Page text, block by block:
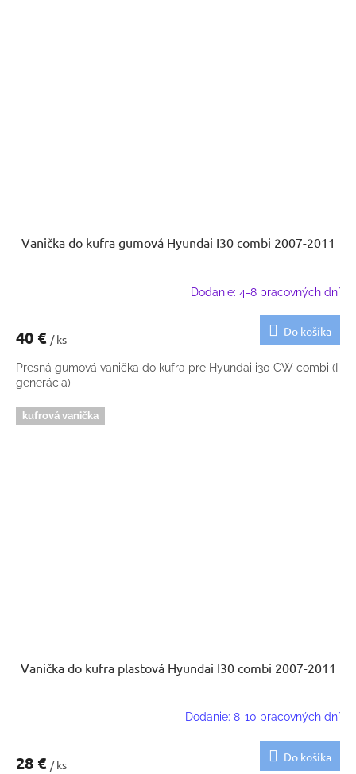
Vanička do kufra gumová Hyundai I30 combi 2007-2011
Dodanie: 4-8 pracovných dní
40 € / ks
Do košíka
Presná gumová vanička do kufra pre Hyundai i30 CW combi (I
generácia)
kufrová vanička
Vanička do kufra plastová Hyundai I30 combi 2007-2011
Dodanie: 8-10 pracovných dní
28 € / ks
Do košíka